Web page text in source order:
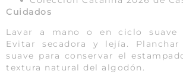
Cuidados
Lavar a mano o en ciclo suave
Evitar secadora y lejía.
suave para conservar el
textura natural del algodón.